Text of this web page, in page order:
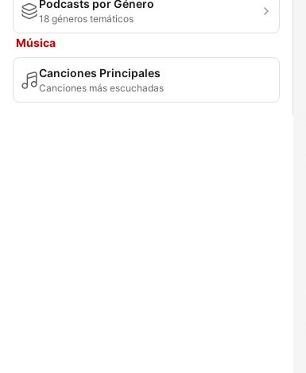
Podcasts por Género
18 géneros temáticos
Música
Canciones Principales
Canciones más escuchadas